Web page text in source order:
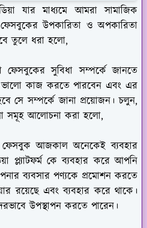
যার মাধ্যমে আমরা সামাজিক
উপকারিতা ও অপকারিতা
তুলে ধরা হলো,
ফেসবুকের সুবিধা সম্পর্কে জানতে
ভালো কাজ করতে পারবেন এবং এর
সে সম্পর্কে জানা প্রয়োজন। চলুন,
সমূহ আলোচনা করা হলো,
ফেসবুক আজকাল অনেকেই ব্যবহার
প্ল্যাটফর্ম কে ব্যবহার করে আপনি
ব্যবসার পণ্যকে প্রমোশন করতে
রয়েছে এবং ব্যবহার করে থাকে।
উপস্থাপন করতে পারেন।